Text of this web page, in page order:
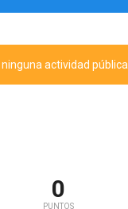
actividad pública.
0
PUNTOS